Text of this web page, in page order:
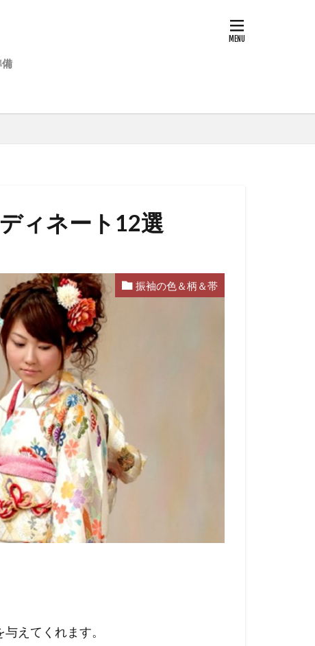
備
ィネート12選
振袖の色＆柄＆帯
えてくれます。